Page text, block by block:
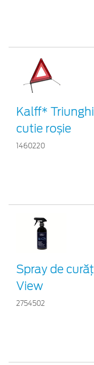
Kalff*
cutie roșie
1460220
Spray de
View
2754502